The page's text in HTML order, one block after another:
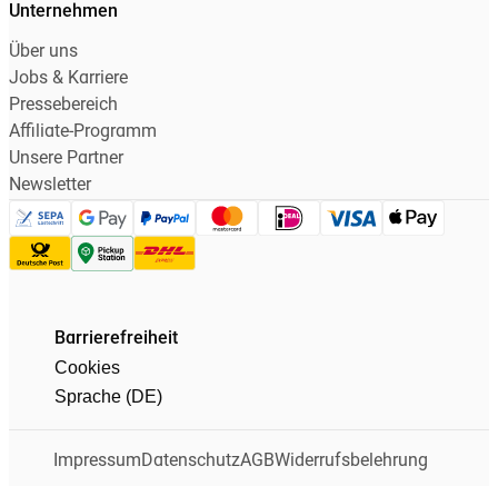
Unternehmen
Über uns
Jobs & Karriere
Pressebereich
Affiliate-Programm
Unsere Partner
Newsletter
Barrierefreiheit
Cookies
Sprache (DE)
ImpressumDatenschutzAGBWiderrufsbelehrung